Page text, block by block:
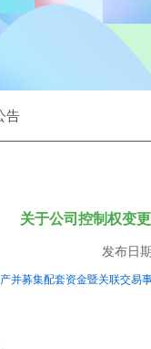
告
关于公司控制权变
发布日
并募集配套资金暨关联交易